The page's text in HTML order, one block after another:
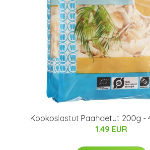
Kookoslastut Paahdetut 200g -
1.49 EUR